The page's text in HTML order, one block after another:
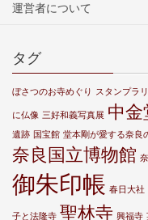
運営者について
タグ
ぼさつのお寺めぐり スタンプラ
に仏像 三好和義写真展 中金
遺跡 国宝館 堂本剛が愛する奈良
奈良国立博物館
御朱印帳 春日大社
子と法隆寺 聖林寺 興福寺